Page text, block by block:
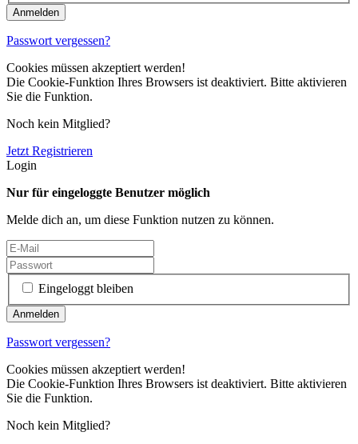
Passwort vergessen?
Cookies müssen akzeptiert werden!
Die Cookie-Funktion Ihres Browsers ist deaktiviert. Bitte aktivieren
Sie die Funktion.
Noch kein Mitglied?
Jetzt Registrieren
Login
Nur für eingeloggte Benutzer möglich
Melde dich an, um diese Funktion nutzen zu können.
Eingeloggt bleiben
Passwort vergessen?
Cookies müssen akzeptiert werden!
Die Cookie-Funktion Ihres Browsers ist deaktiviert. Bitte aktivieren
Sie die Funktion.
Noch kein Mitglied?